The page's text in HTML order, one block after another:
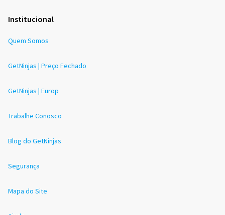
Institucional
Quem Somos
GetNinjas | Preço Fechado
GetNinjas | Europ
Trabalhe Conosco
Blog do GetNinjas
Segurança
Mapa do Site